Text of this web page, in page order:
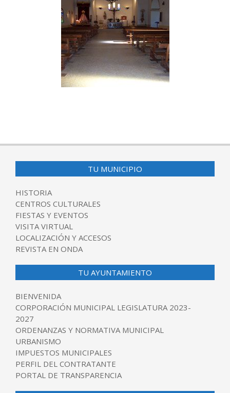
06-
TU MUNICIPIO
HISTORIA
CENTROS CULTURALES
FIESTAS Y EVENTOS
VISITA VIRTUAL
LOCALIZACIÓN Y ACCESOS
REVISTA EN ONDA
TU AYUNTAMIENTO
BIENVENIDA
CORPORACIÓN MUNICIPAL LEGISLATURA 2023-
2027
ORDENANZAS Y NORMATIVA MUNICIPAL
URBANISMO
IMPUESTOS MUNICIPALES
PERFIL DEL CONTRATANTE
PORTAL DE TRANSPARENCIA